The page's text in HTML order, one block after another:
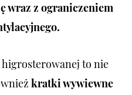
wraz z ograniczeniem
to nie
kratki wywiewne